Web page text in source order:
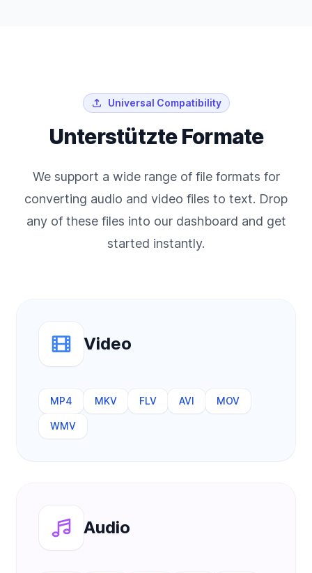
Universal Compatibility
Unterstützte Formate
We support a wide range of file formats for
converting audio and video files to text. Drop
any of these files into our dashboard and get
started instantly.
Video
MP4 MKV FLV AVI MOV
WMV
Audio